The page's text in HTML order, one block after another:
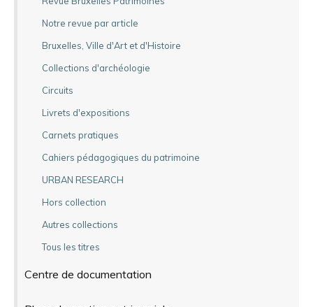
Notre revue par article
Bruxelles, Ville d'Art et d'Histoire
Collections d'archéologie
Circuits
Livrets d'expositions
Carnets pratiques
Cahiers pédagogiques du patrimoine
URBAN RESEARCH
Hors collection
Autres collections
Tous les titres
Centre de documentation